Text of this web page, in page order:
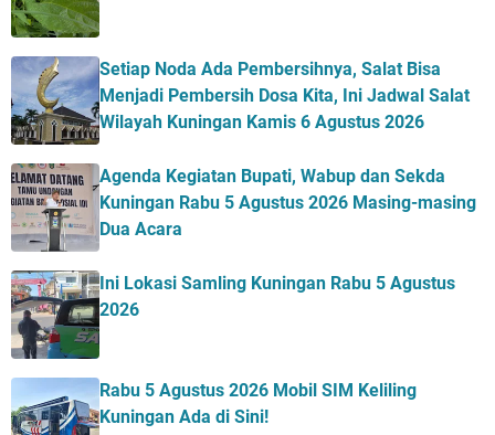
Setiap Noda Ada Pembersihnya, Salat Bisa
Menjadi Pembersih Dosa Kita, Ini Jadwal Salat
Wilayah Kuningan Kamis 6 Agustus 2026
Agenda Kegiatan Bupati, Wabup dan Sekda
Kuningan Rabu 5 Agustus 2026 Masing-masing
Dua Acara
Ini Lokasi Samling Kuningan Rabu 5 Agustus
2026
Rabu 5 Agustus 2026 Mobil SIM Keliling
Kuningan Ada di Sini!